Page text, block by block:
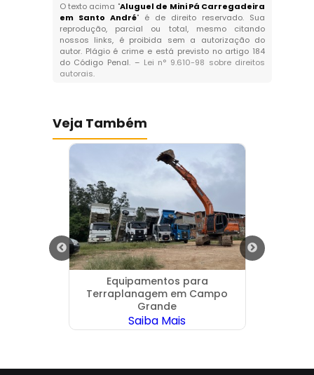
O texto acima "Aluguel de Mini Pá Carregadeira
em Santo André" é de direito reservado. Sua
reprodução, parcial ou total, mesmo citando
nossos links, é proibida sem a autorização do
autor. Plágio é crime e está previsto no artigo 184
do Código Penal. – Lei n° 9.610-98 sobre direitos
autorais.
Veja Também
Equipamentos para
Terraplanagem em Campo
Grande
Saiba Mais